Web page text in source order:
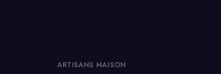
ARTISANS MAISON